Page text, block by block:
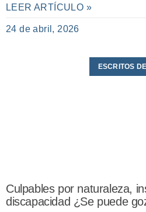
LEER ARTÍCULO »
24 de abril, 2026
ESCRITOS
Culpables por naturaleza,
discapacidad ¿Se puede